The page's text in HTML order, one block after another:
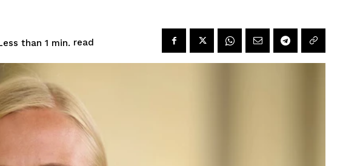
than 1 min. read